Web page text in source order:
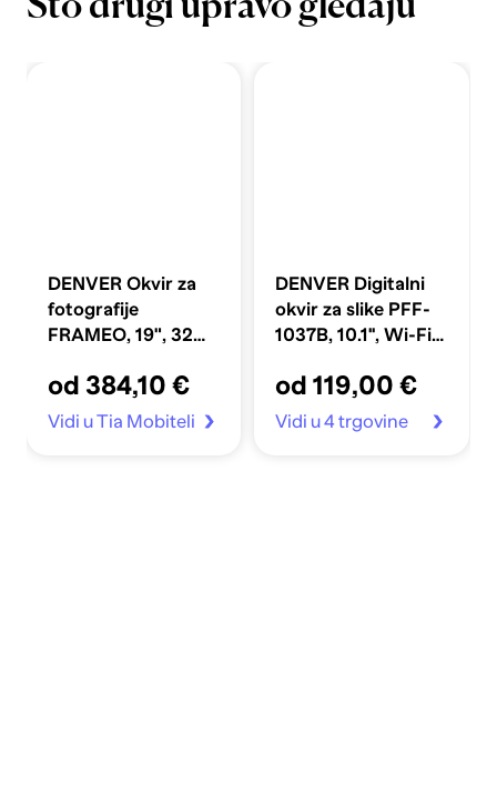
Što drugi upravo gledaju
DENVER Okvir za
fotografije
FRAMEO, 19", 32
od 384,10 €
Vidi u Tia Mobiteli
DENVER Digitalni
okvir za slike PFF-
1037B, 10.1'', Wi-Fi,
od 119,00 €
Vidi u 4 trgovine